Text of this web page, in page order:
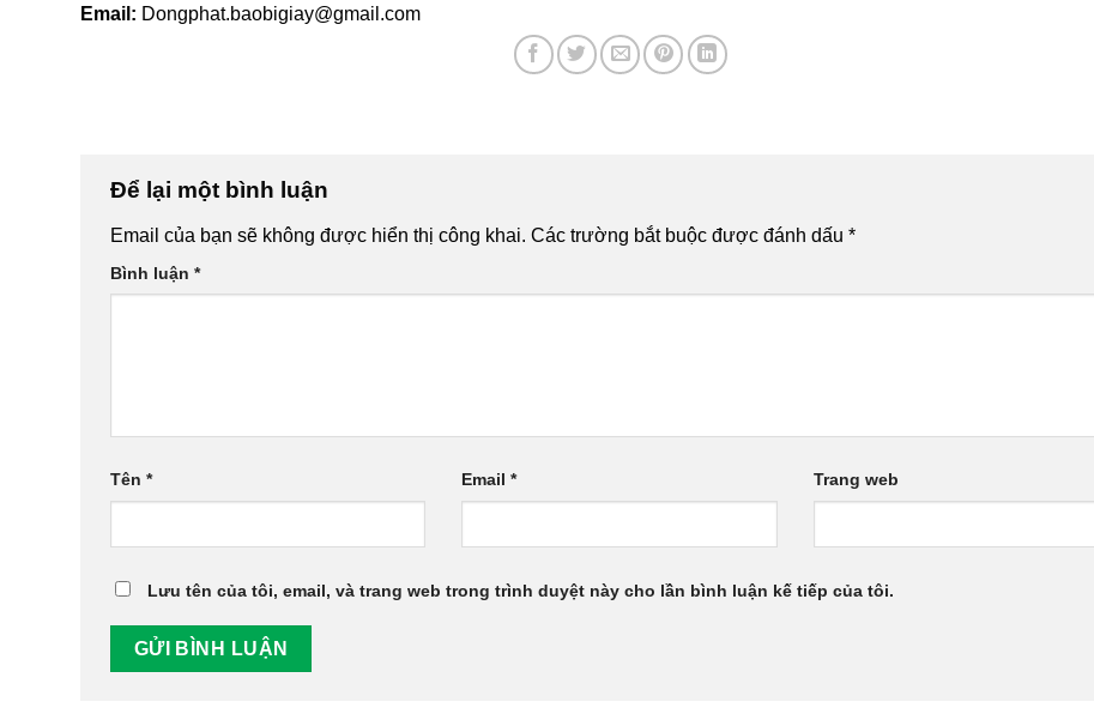
Email: Dongphat.baobigiay@gmail.com
Để lại một bình luận
Email của bạn sẽ không được hiển thị công khai. Các trường bắt buộc được đánh dấu *
Bình luận *
Tên * Email* Trang web
Lưu tên của tôi, email, và trang web trong trình duyệt này cho lần bình luận kế tiếp của tôi.